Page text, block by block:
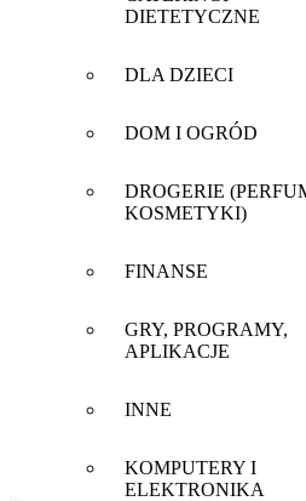
DIETETYCZNE
DLA DZIECI
DOM I OGRÓD
DROGERIE
KOSMETYKI)
FINANSE
GRY, PROGRAMY,
APLIKACJE
INNE
KOMPUTERY I
ELEKTRONIKA